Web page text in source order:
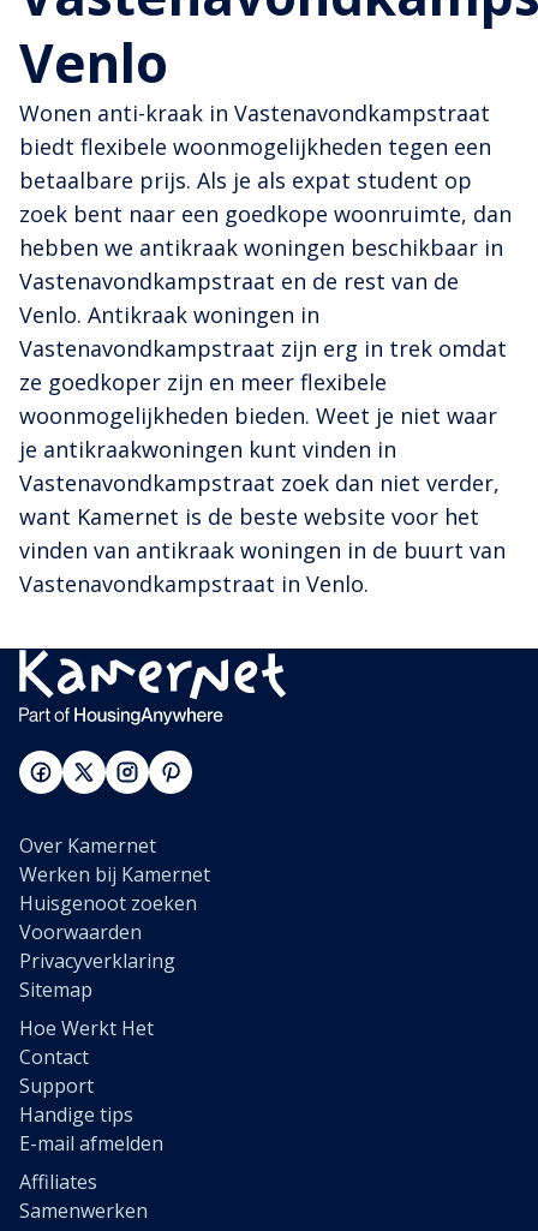
Venlo
Wonen anti-kraak in Vastenavondkampstraat
biedt flexibele woonmogelijkheden tegen een
betaalbare prijs. Als je als expat student op
zoek bent naar een goedkope woonruimte, dan
hebben we antikraak woningen beschikbaar in
Vastenavondkampstraat en de rest van de
Venlo. Antikraak woningen in
Vastenavondkampstraat zijn erg in trek omdat
ze goedkoper zijn en meer flexibele
woonmogelijkheden bieden. Weet je niet waar
je antikraakwoningen kunt vinden in
Vastenavondkampstraat zoek dan niet verder,
want Kamernet is de beste website voor het
vinden van antikraak woningen in de buurt van
Vastenavondkampstraat in Venlo.
Over Kamernet
Werken bij Kamernet
Huisgenoot zoeken
Voorwaarden
Privacyverklaring
Sitemap
Hoe Werkt Het
Contact
Support
Handige tips
E-mail afmelden
Affiliates
Samenwerken